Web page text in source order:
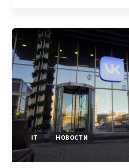
НАУЧИЛСЯ
АВТОМАТИЧЕСКИ
РАССТАВЛЯТЬ
ЗНАКИ
ПРЕПИНАНИЯ
ПРИ
РАСПОЗНАВАНИИ
РЕЧИ
IT НОВОСТИ